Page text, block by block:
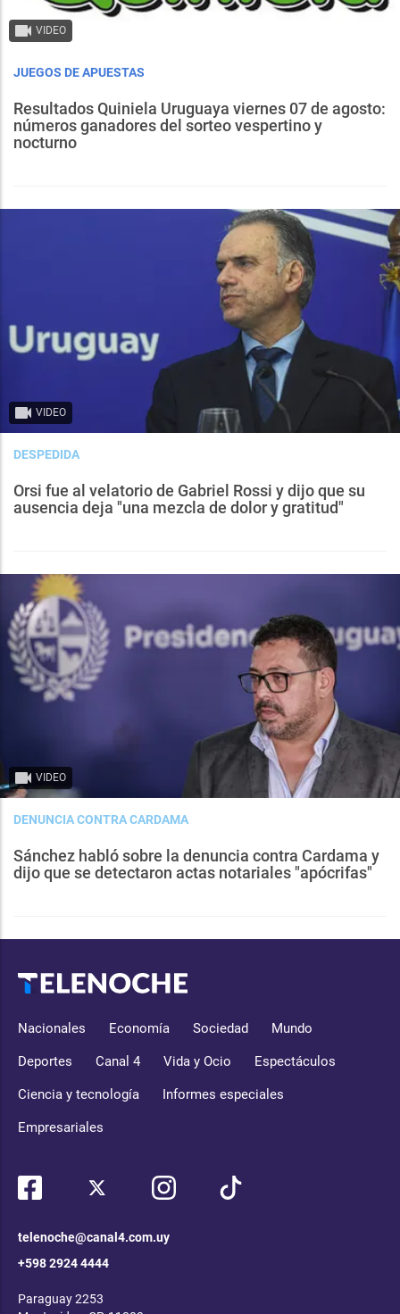
VIDEO
JUEGOS DE APUESTAS
Resultados Quiniela Uruguaya viernes 07 de agosto:
números ganadores del sorteo vespertino y
nocturno
VIDEO
DESPEDIDA
Orsi fue al velatorio de Gabriel Rossi y dijo que su
ausencia deja "una mezcla de dolor y gratitud"
VIDEO
DENUNCIA CONTRA CARDAMA
Sánchez habló sobre la denuncia contra Cardama y
dijo que se detectaron actas notariales "apócrifas"
Nacionales Economía Sociedad Mundo
Deportes Canal 4 Vida y Ocio Espectáculos
Ciencia y tecnología Informes especiales
Empresariales
telenoche@canal4.com.uy
+598 2924 4444
Paraguay 2253